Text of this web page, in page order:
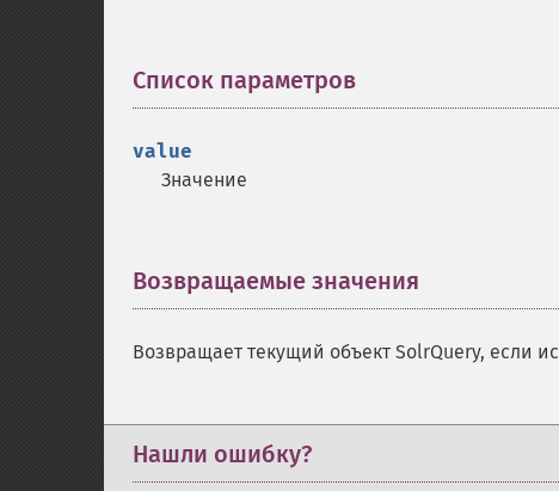
Список параметров
value
Значение
Возвращаемые значения
Возвращает текущий объект SolrQuery, если
Нашли ошибку?